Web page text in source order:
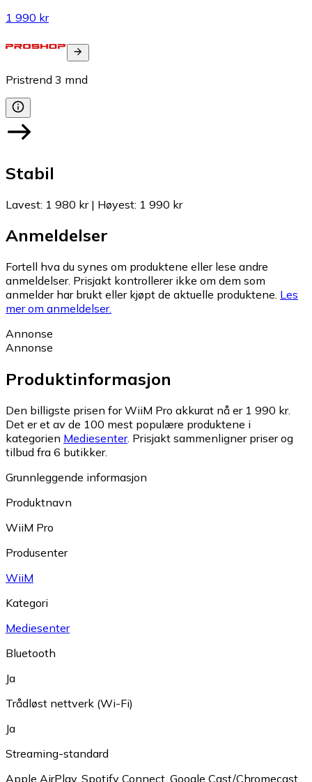
1 990 kr
Pristrend 3 mnd
Stabil
Lavest: 1 980 kr| Høyest: 1 990 kr
Anmeldelser
Fortell hva du synes om produktene eller lese andre
anmeldelser. Prisjakt kontrollerer ikke om dem som
anmelder har brukt eller kjøpt de aktuelle produktene. Les
mer om anmeldelser.
Annonse
Annonse
Produktinformasjon
Den billigste prisen for WiiM Pro akkurat nå er 1 990 kr.
Det er et av de 100 mest populære produktene i
kategorien Mediesenter. Prisjakt sammenligner priser og
tilbud fra 6 butikker.
Grunnleggende informasjon
Produktnavn
WiiM Pro
Produsenter
WiiM
Kategori
Mediesenter
Bluetooth
Ja
Trådløst nettverk (Wi-Fi)
Ja
Streaming-standard
Apple AirPlay, Spotify Connect, Google Cast/Chromecast,